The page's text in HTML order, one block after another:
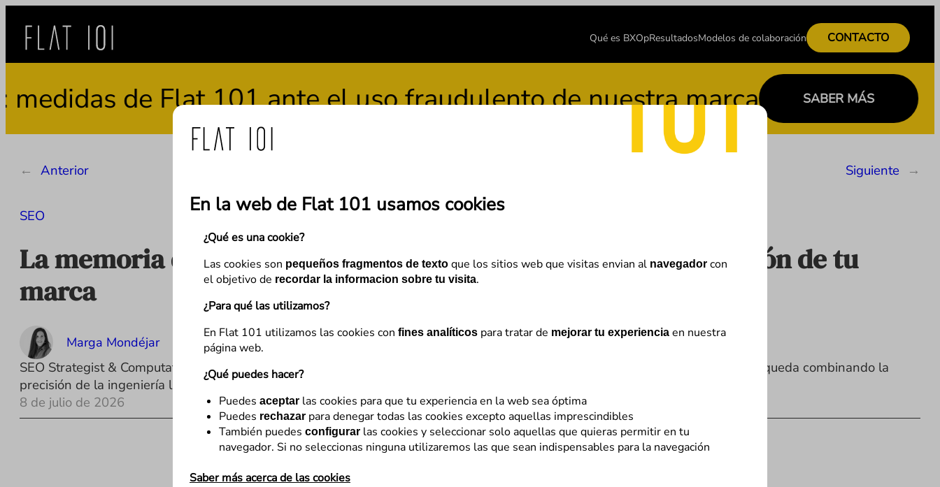
En la web de Flat 101 usamos cookies
¿Qué es una cookie?
Las cookies son pequeños fragmentos de texto que los sitios web que visitas envian al navegador con
el objetivo de recordar la informacion sobre tu visita.
¿Para qué las utilizamos?
En Flat 101 utilizamos las cookies con fines analíticos para tratar de mejorar tu experiencia en nuestra
página web.
¿Qué puedes hacer?
Puedes aceptar las cookies para que tu experiencia en la web sea óptima
Puedes rechazar para denegar todas las cookies excepto aquellas imprescindibles
También puedes configurar las cookies y seleccionar solo aquellas que quieras permitir en tu
navegador. Si no seleccionas ninguna utilizaremos las que sean indispensables para la navegación
Saber más acerca de las cookies
contenido
Qué es BXOpResultadosModelos de colaboración CONTACTO
de Flat 101 ante el uso fraudulento de nuestra marca SABER MÁS
← Anterior Siguiente →
SEO
La memoria de ChatGPT es (casi) eterna: protege la información de tu
marca
Marga Mondéjar
SEO Strategist & Computational Linguist | Working on AI & NLP since 2007. Ayudo a empresas a dominar los resultados de búsqueda combinando la
precisión de la ingeniería lingüística con la creatividad del marketing estratégico buscando la rentabilidad de tu negocio.
8 de julio de 2026